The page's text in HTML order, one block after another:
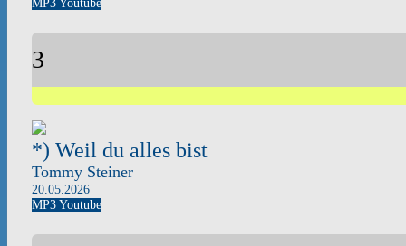
MP3Youtube
3
*) Weil du alles bist
Tommy Steiner
20.05.2026
MP3Youtube